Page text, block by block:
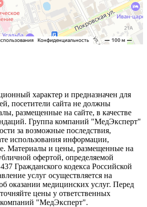
характер и предназначен для
посетители сайта не должны
размещенные на сайте, в качестве
Группа компаний "МедЭксперт"
за возможные последствия,
использования информации,
Материалы и цены, размещенные на
офертой, определяемой
Гражданского кодекса Российской
услуг осуществляется на
оказании медицинских услуг. Перед
цены у ответственных
"МедЭксперт".